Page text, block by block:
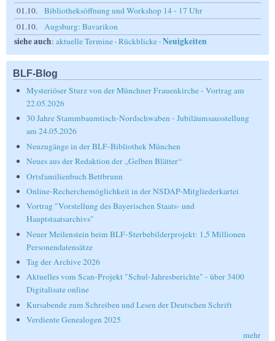
01.10.
Bibliotheksöffnung und Workshop 14 - 17 Uhr
01.10.
Augsburg: Bavarikon
siehe auch: aktuelle Termine ·Rückblicke ·Neuigkeiten
BLF-Blog
Mysteriöser Sturz von der Münchner Frauenkirche - Vortrag am
22.05.2026
30 Jahre Stammbaumtisch-Nordschwaben - Jubiläumsausstellung
am 24.05.2026
Neuzugänge in der BLF-Bibliothek München
Neues aus der Redaktion der „Gelben Blätter“
Ortsfamilienbuch Bettbrunn
Online-Recherchemöglichkeit in der NSDAP-Mitgliederkartei
Vortrag "Vorstellung des Bayerischen Staats- und
Hauptstaatsarchivs"
Neuer Meilenstein beim BLF-Sterbebilderprojekt: 1,5 Millionen
Personendatensätze
Tag der Archive 2026
Aktuelles vom Scan-Projekt "Schul-Jahresberichte" - über 3400
Digitalisate online
Kursabende zum Schreiben und Lesen der Deutschen Schrift
Verdiente Genealogen 2025
mehr